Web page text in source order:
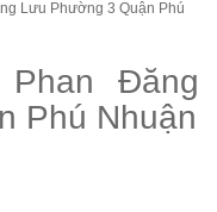
Lưu Phường 3 Quận Phú
Đăng
Phú Nhuận